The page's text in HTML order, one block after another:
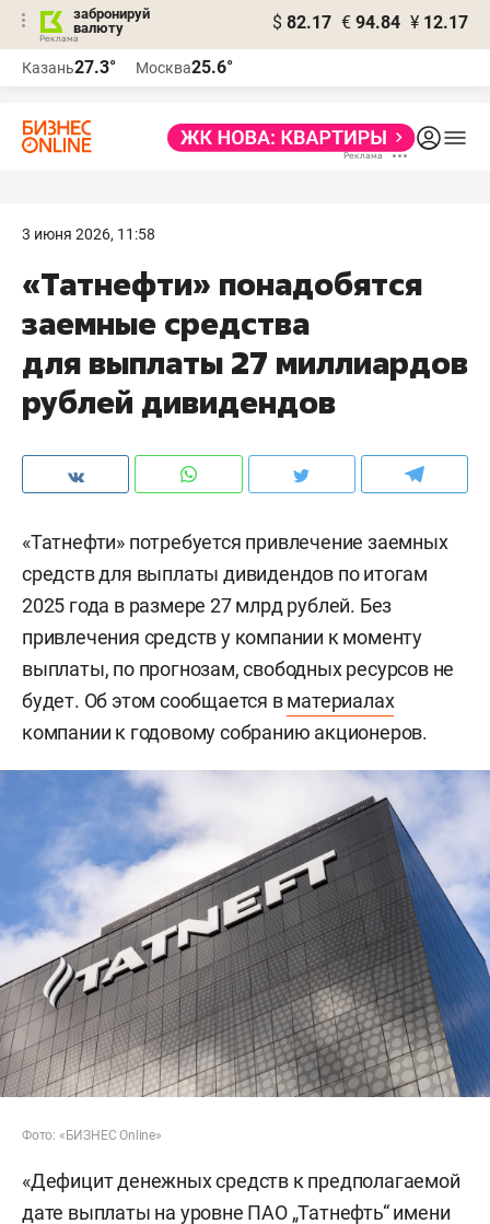
забронируй
валюту
$ 82.17 € 94.84 ¥ 12.17
Казань27.3° Москва25.6°
3 июня 2026, 11:58
«Татнефти» понадобятся
заемные средства
для выплаты 27 миллиардов
рублей дивидендов
«Татнефти» потребуется привлечение заемных
средств для выплаты дивидендов по итогам
2025 года в размере 27 млрд рублей. Без
привлечения средств у компании к моменту
выплаты, по прогнозам, свободных ресурсов не
будет. Об этом сообщается вматериалах
компании к годовому собранию акционеров.
Фото: «БИЗНЕС Online»
«Дефицит денежных средств к предполагаемой
дате выплаты на уровне ПАО „Татнефть“ имени